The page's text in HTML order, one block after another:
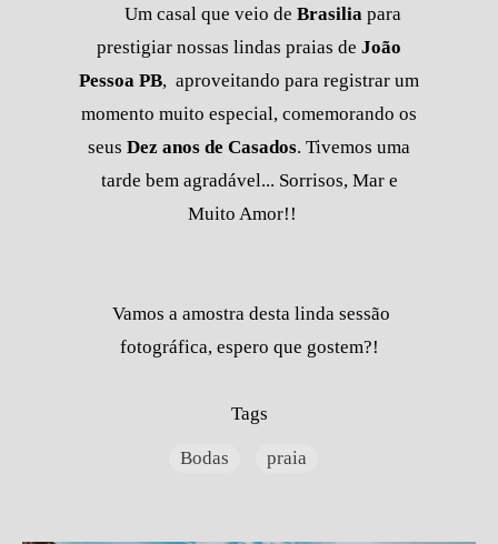
Um casal que veio de Brasiliapara
prestigiar nossas lindas praias de João
Pessoa PB, aproveitando para registrar um
momento muito especial, comemorando os
seus Dez anos de Casados. Tivemos uma
tarde bem agradável... Sorrisos, Mar e
Muito Amor!!
Vamos a amostra desta linda sessão
fotográfica, espero que gostem?!
Tags
Bodas praia